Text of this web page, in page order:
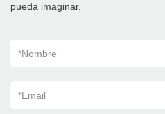
pueda imaginar.
*Nombre
*Email